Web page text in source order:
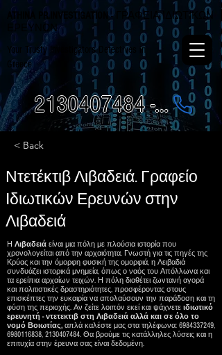
ATHINA PR.INVESTIGATION - ΓΡΑΦΕΙΑ ΙΔΙΩΤΙΚΩΝ
ΕΡΕΥΝΩΝ
Your Trusty Investigators Detectives in
Greece
2130407484 - 6984337249
< Back
Ντετέκτιβ Λιβαδειά. Γραφείο
Ιδιωτικών Ερευνών στην
Λιβαδειά
Η Λιβαδειά είναι μια πόλη με πλούσια ιστορία που
χρονολογείται από την αρχαιότητα. Γνωστή για τις πηγές της
Κρύας και την όμορφη φυσική της ομορφιά, η Λειβαδιά
συνδυάζει ιστορικά μνημεία, όπως ο ναός του Απόλλωνα και
τα ερείπια αρχαίων τειχών. Η πόλη διαθέτει ζωντανή αγορά
και πολιτιστικές δραστηριότητες, προσφέροντας στους
επισκέπτες την ευκαιρία να απολαύσουν την παράδοση και τη
φύση της περιοχής. Αν ζείτε λοιπόν εκεί και ψάχνετε ιδιωτικό
ερευνητή - ντετεκτιβ στη Λιβαδειά αλλά και σε όλο το
νομό Βοιωτίας, απλά καλέστε μας στα τηλέφωνα: 6984337249,
6980116838, 2130407484. Θα βρούμε τις κατάλληλες λύσεις και η
επιτυχία στην έρευνα σας είναι δεδομένη.